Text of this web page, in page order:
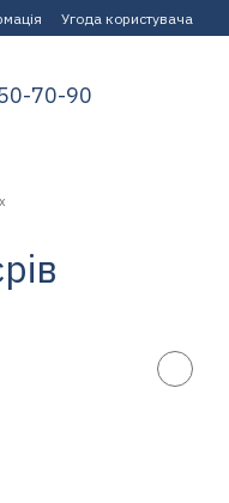
Угода користувача
70-90